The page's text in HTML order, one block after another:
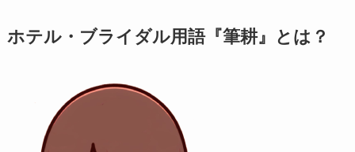
ホテル・ブライダル用語『筆耕』とは？